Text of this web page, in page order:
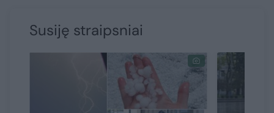
Susiję straipsniai